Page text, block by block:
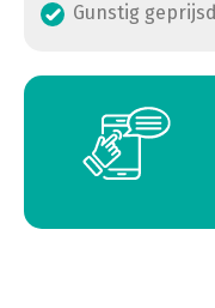
Gunstig geprijsd
a